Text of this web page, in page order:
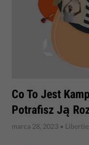
​Co To Jest
Potrafisz Ją
marca 28, 2023 •